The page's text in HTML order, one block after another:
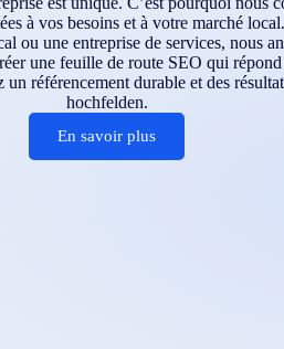
à vos besoins et à votre marché
ou une entreprise de services, nous
une feuille de route SEO qui
référencement durable et des
hochfelden.
En savoir plus